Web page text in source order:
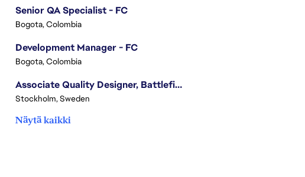
Senior QA Specialist - FC
Bogota, Colombia
Development Manager - FC
Bogota, Colombia
Associate Quality Designer, Battlefield QV
Stockholm, Sweden
Näytä kaikki